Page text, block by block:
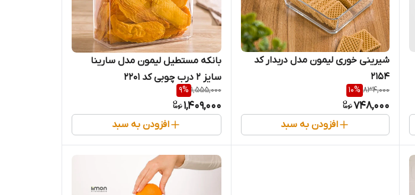
شیرینی خوری لیمون مدل دربدار کد
2154
834,000
10%
748,000
افزودن به سبد
بانکه مستطیل لیمون مدل سارینا
سایز ۲ درب چوبی کد 2201
1,555,000
9%
1,409,000
افزودن به سبد